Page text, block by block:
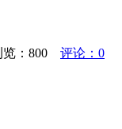
： 800
评论：0